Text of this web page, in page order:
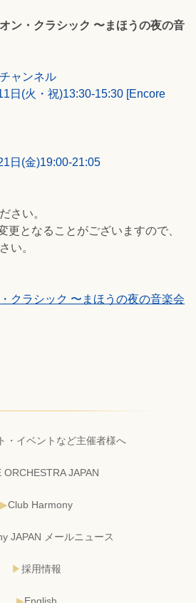
ン・クラシック 〜まほうの夜の音
ャンネル
日(火・祝)13:30-15:30 [Encore
日(金)19:00-21:05
さい。
更となることがございますので、
い。
クラシック 〜まほうの夜の音楽会
・イベントなど主催者様へ
ORCHESTRA JAPAN
Club Harmony
JAPAN メールニュース
採用情報
English